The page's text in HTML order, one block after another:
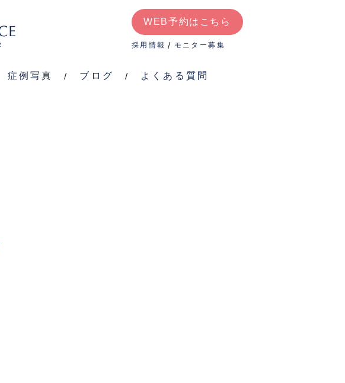
WEB予約はこちら
採用情報 モニター募集
症例写真 ブログ よくある質問
症
例
WEB予約はこちら